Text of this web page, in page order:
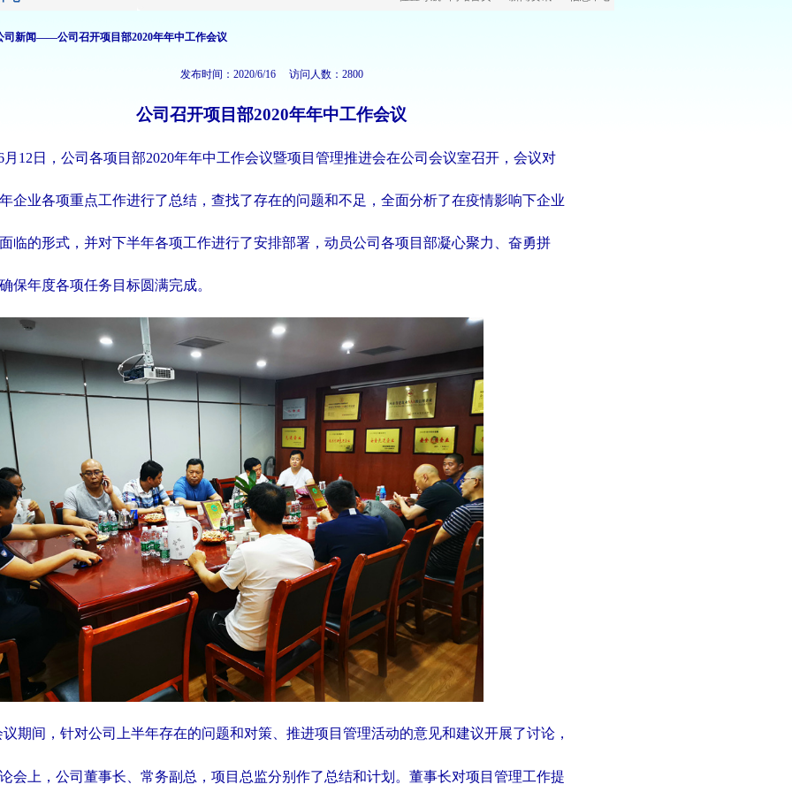
新闻——公司召开项目部2020年年中工作会议
发布时间：2020/6/16 访问人数：2800
公司召开项目部2020年年中工作会议
月12日，公司各项目部2020年年中工作会议暨项目管理推进会在公司会议室召开，会议对
企业各项重点工作进行了总结，查找了存在的问题和不足，全面分析了在疫情影响下企业
临的形式，并对下半年各项工作进行了安排部署，动员公司各项目部凝心聚力、奋勇拼
保年度各项任务目标圆满完成。
议期间，针对公司上半年存在的问题和对策、推进项目管理活动的意见和建议开展了讨论，
会上，公司董事长、常务副总，项目总监分别 作了总结和计划。董事长对项目管理工作提